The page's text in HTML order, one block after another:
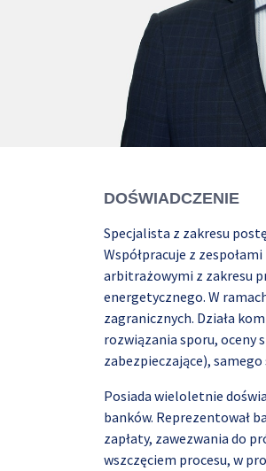
DOŚWIADCZENIE
Specjalista z zakresu
Współpracuje z
arbitrażowymi z zakresu
energetycznego. W
zagranicznych. Działa
rozwiązania sporu, oceny
zabezpieczające),
Posiada wieloletnie
banków. Reprezentował
zapłaty, zawezwania do
wszczęciem procesu, w